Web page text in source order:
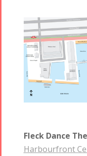
Fleck Dance
Harbourfront